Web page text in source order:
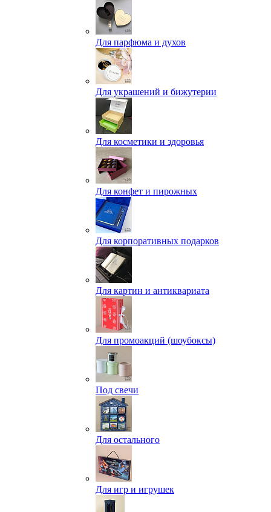
Для парфюма и духов
Для украшений и бижутерии
Для косметики и здоровья
Для конфет и пирожных
Для корпоративных подарков
Для картин и антиквариата
Для промоакций (шоубоксы)
Под свечи
Для остального
Для игр и игрушек